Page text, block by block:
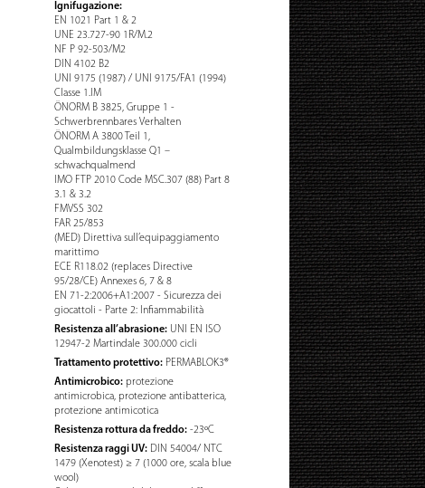
Ignifugazione:
EN 1021 Part 1 & 2
UNE 23.727-90 1R/M.2
NF P 92-503/M2
DIN 4102 B2
UNI 9175 (1987) / UNI 9175/FA1 (1994)
Classe 1.IM
ÖNORM B 3825, Gruppe 1 -
Schwerbrennbares Verhalten
ÖNORM A 3800 Teil 1,
Qualmbildungsklasse Q1 –
schwachqualmend
IMO FTP 2010 Code MSC.307 (88) Part 8
3.1 & 3.2
FMVSS 302
FAR 25/853
(MED) Direttiva sull’equipaggiamento
marittimo
ECE R118.02 (replaces Directive
95/28/CE) Annexes 6, 7 & 8
EN 71-2:2006+A1:2007 - Sicurezza dei
giocattoli - Parte 2: Infiammabilità
Resistenza all’abrasione: UNI EN ISO
12947-2 Martindale 300.000 cicli
Trattamento protettivo: PERMABLOK3®
Antimicrobico: protezione
antimicrobica, protezione antibatterica,
protezione antimicotica
Resistenza rottura da freddo: -23ºC
Resistenza raggi UV: DIN 54004/ NTC
1479 (Xenotest) ≥ 7 (1000 ore, scala blue
wool)